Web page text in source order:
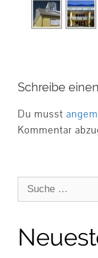
Schreibe
Du musst
Kommentar
Suche
nach: